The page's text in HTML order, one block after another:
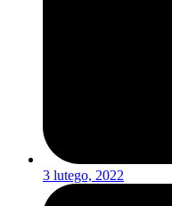
3 lutego, 2022